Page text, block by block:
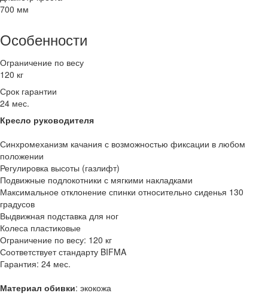
700 мм
Особенности
Ограничение по весу
120 кг
Срок гарантии
24 мес.
Кресло руководителя
Синхромеханизм качания с возможностью фиксации в любом
положении
Регулировка высоты (газлифт)
Подвижные подлокотники с мягкими накладками
Максимальное отклонение спинки относительно сиденья 130
градусов
Выдвижная подставка для ног
Колеса пластиковые
Ограничение по весу: 120 кг
Соответствует стандарту BIFMA
Гарантия: 24 мес.
Материал обивки: экокожа